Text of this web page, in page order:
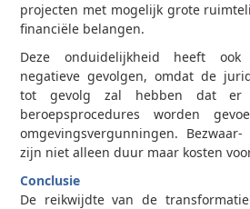
projecten met mogelijk grote
financiële belangen.
Deze onduidelijkheid heeft
negatieve gevolgen, omdat de
tot gevolg zal hebben dat er
beroepsprocedures worden
omgevingsvergunningen.
zijn niet alleen duur maar kosten
Conclusie
De reikwijdte van de